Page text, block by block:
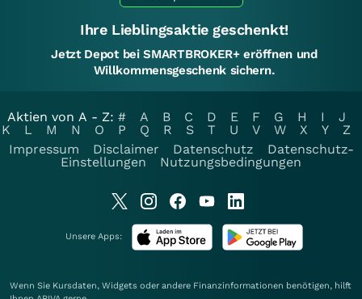
Ihre Lieblingsaktie geschenkt!
Jetzt Depot bei SMARTBROKER+ eröffnen und
Willkommensgeschenk sichern.
Aktien von A - Z: # A B C D E F G H I
J
K
L M N O P Q R S T U V W X Y
Z
Impressum
Disclaimer Datenschutz
Datenschutz-
Einstellungen
Nutzungsbedingungen
Unsere Apps:
Wenn Sie Kursdaten, Widgets oder andere Finanzinformationen benötigen, hilft